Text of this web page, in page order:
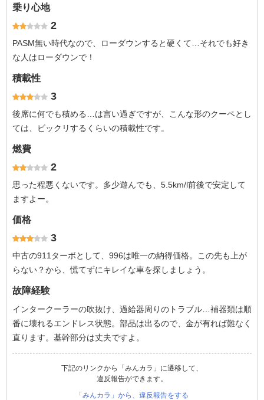
乗り心地
2
PASM無い時代なので、ローダウンすると硬くて…それでも好き
な人はローダウンで！
積載性
3
後席に何でも積める…は言い過ぎですが、こんな形のクーペとし
ては、ビックリするくらいの積載性です。
燃費
2
思った程悪くないです。多少遊んでも、5.5km/l前後で安定して
ますよー。
価格
3
中古の911ターボとして、996は唯一の納得価格。この先も上が
らない？から、慌てずにキレイな車を探しましょう。
故障経験
インタークーラーの吹抜け、過給器周りのトラブル…補器類は順
番に壊れるエンドレス状態。部品は出るので、金が有れば難なく
直ります。基幹部分は丈夫ですよ。
下記のリンクから「みんカラ」に遷移して、
違反報告ができます。
「みんカラ」から、違反報告をする